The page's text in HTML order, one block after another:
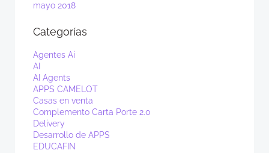
mayo 2018
Categorías
Agentes Ai
AI
AI Agents
APPS CAMELOT
Casas en venta
Complemento Carta Porte 2.0
Delivery
Desarrollo de APPS
EDUCAFIN